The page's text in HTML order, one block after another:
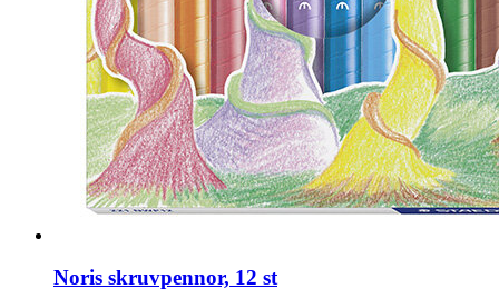
Noris skruvpennor, 12 st